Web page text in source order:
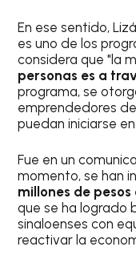
En ese sentido,
es uno de los
considera que "la
personas es a
programa, se
emprendedores
puedan iniciarse
Fue en un
momento, se han
millones de pesos
que se ha logrado
sinaloenses con
reactivar la